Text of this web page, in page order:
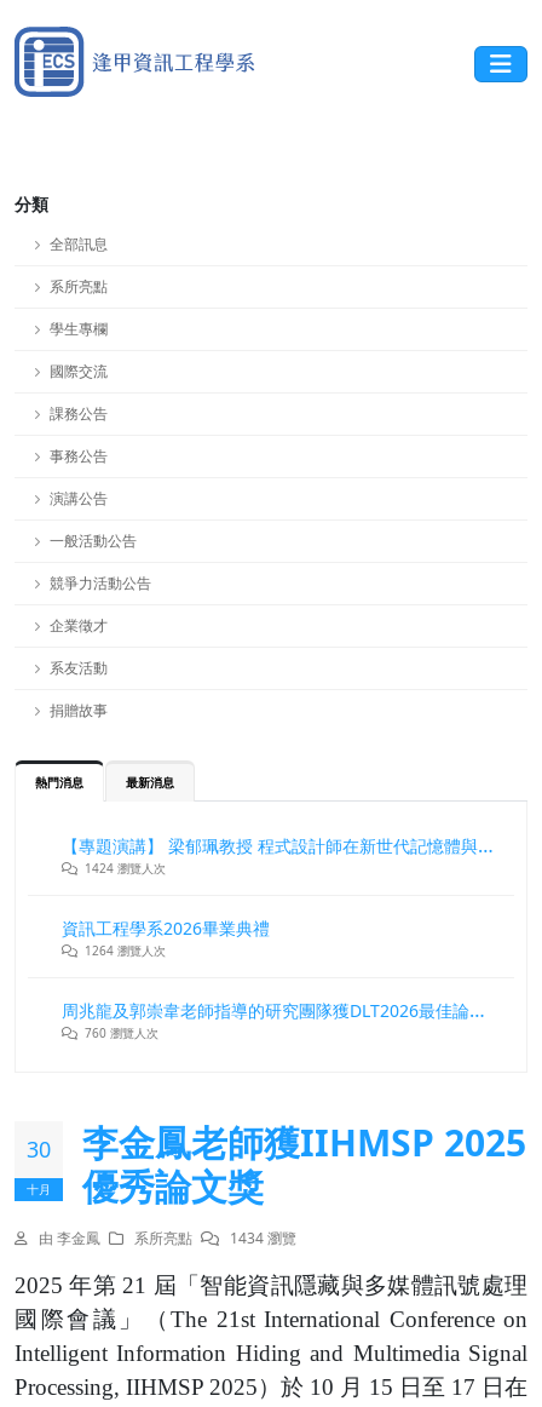
分類
全部訊息
系所亮點
學生專欄
國際交流
課務公告
事務公告
演講公告
一般活動公告
競爭力活動公告
企業徵才
系友活動
捐贈故事
熱門消息 最新消息
【專題演講】 梁郁珮教授 程式設計師在新世代記憶體與儲存系統中的角色與挑戰
1424 瀏覽人次
資訊工程學系2026畢業典禮
1264 瀏覽人次
周兆龍及郭崇韋老師指導的研究團隊獲DLT2026最佳論文獎
760 瀏覽人次
30
十月
李金鳳老師獲IIHMSP 2025
優秀論文獎
由 李金鳳 系所亮點 1434 瀏覽
2025年第 21 屆「智能資訊隱藏與多媒體訊號處理
國際會議」（The 21st International Conference on
Intelligent Information Hiding and Multimedia Signal
Processing, IIHMSP 2025）於 10 月 15 日至 17 日在